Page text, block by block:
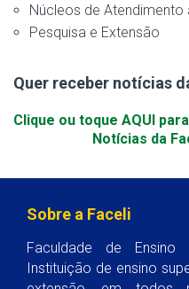
Núcleos de Atendimento
Pesquisa e Extensão
Quer receber notícias
Clique ou toque AQUI
Notícias da
Sobre a Faceli
Faculdade de
Instituição de ensino